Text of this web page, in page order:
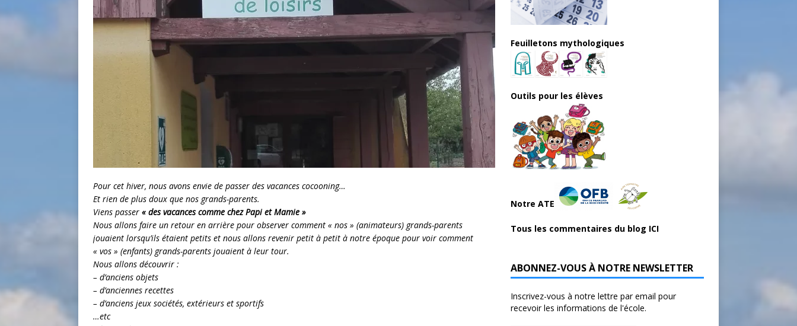
Pour cet hiver, nous avons envie de passer des vacances cocooning…
Et rien de plus doux que nos grands-parents.
Viens passer « des vacances comme chez Papi et Mamie »
Nous allons faire un retour en arrière pour observer comment « nos » (animateurs) grands-parents
jouaient lorsqu’ils étaient petits et nous allons revenir petit à petit à notre époque pour voir comment
« vos » (enfants) grands-parents jouaient à leur tour.
Nous allons découvrir :
– d’anciens objets
– d’anciennes recettes
– d’anciens jeux sociétés, extérieurs et sportifs
…etc
Feuilletons mythologiques
Outils pour les élèves
Notre ATE
Tous les commentaires du blog ICI
ABONNEZ-VOUS À NOTRE NEWSLETTER
Inscrivez-vous à notre lettre par email pour
recevoir les informations de l'école.